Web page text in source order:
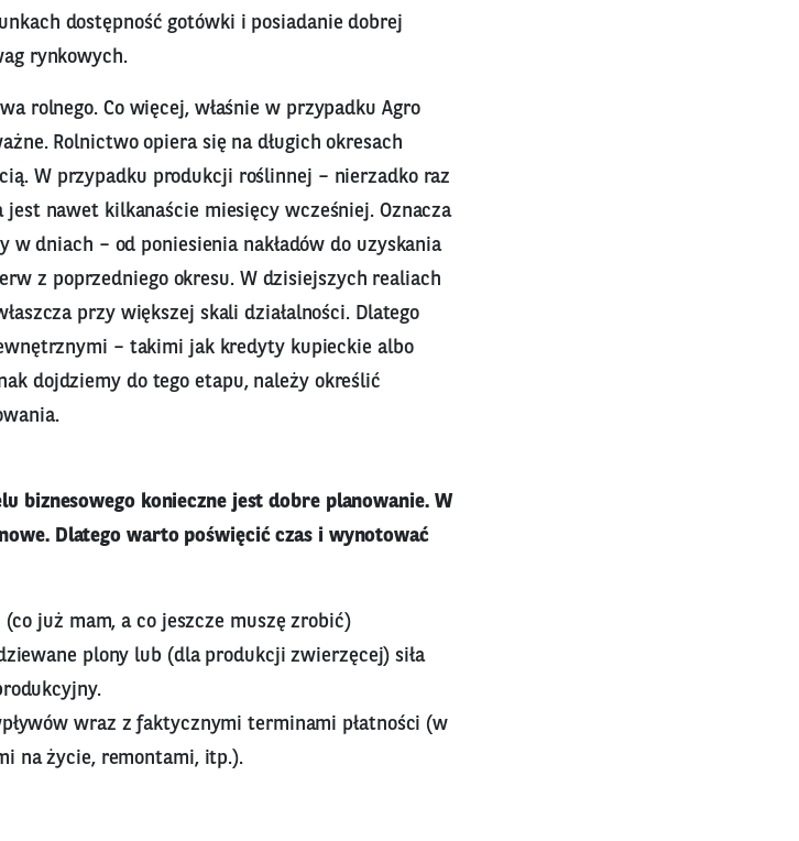
dostępność gotówki i posiadanie dobrej
rynkowych.
rolnego. Co więcej, właśnie w przypadku Agro
Rolnictwo opiera się na długich okresach
W przypadku produkcji roślinnej – nierzadko raz
nawet kilkanaście miesięcy wcześniej. Oznacza
dniach – od poniesienia nakładów do uzyskania
z poprzedniego okresu. W dzisiejszych realiach
przy większej skali działalności. Dlatego
– takimi jak kredyty kupieckie albo
dojdziemy do tego etapu, należy określić
biznesowego konieczne jest dobre planowanie. W
Dlatego warto poświęcić czas i wynotować
już mam, a co jeszcze muszę zrobić)
plony lub (dla produkcji zwierzęcej) siła
wraz z faktycznymi terminami płatności (w
na życie, remontami, itp.).